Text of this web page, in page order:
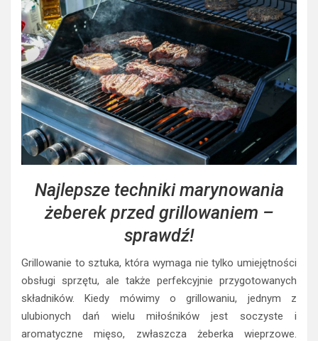
Najlepsze techniki marynowania
żeberek przed grillowaniem –
sprawdź!
Grillowanie to sztuka, która wymaga nie tylko umiejętności
obsługi sprzętu, ale także perfekcyjnie przygotowanych
składników. Kiedy mówimy o grillowaniu, jednym z
ulubionych dań wielu miłośników jest soczyste i
aromatyczne mięso, zwłaszcza żeberka wieprzowe.